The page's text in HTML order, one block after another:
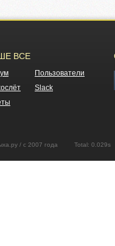
ВСЕ
Пользователи
Slack
/ с 2007 года Total: